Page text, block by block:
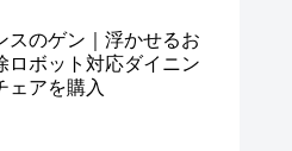
スのゲン｜浮かせるお
ロボット対応ダイニン
ェアを購入